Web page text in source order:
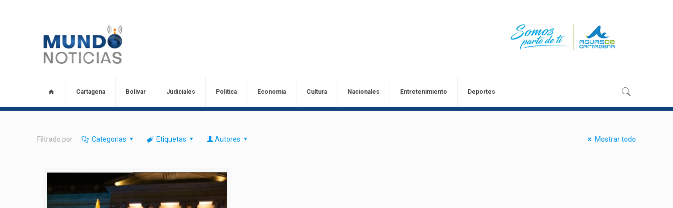
Cartagena Bolívar Judiciales Política Economía Cultura Nacionales Entretenimiento Deportes
Filtrado por Categorias Etiquetas Autores Mostrar todo